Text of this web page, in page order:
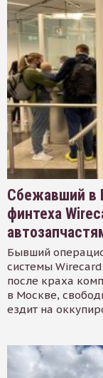
Сбежавший в
финтеха
Бывший
системы
после краха
в Москве,
ездит на